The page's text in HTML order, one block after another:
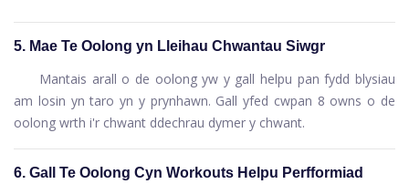
5. Mae Te Oolong yn Lleihau Chwantau Siwgr
Mantais arall o de oolong yw y gall helpu pan fydd blysiau
am losin yn taro yn y prynhawn. Gall yfed cwpan 8 owns o de
oolong wrth i'r chwant ddechrau dymer y chwant.
6. Gall Te Oolong Cyn Workouts Helpu Perfformiad